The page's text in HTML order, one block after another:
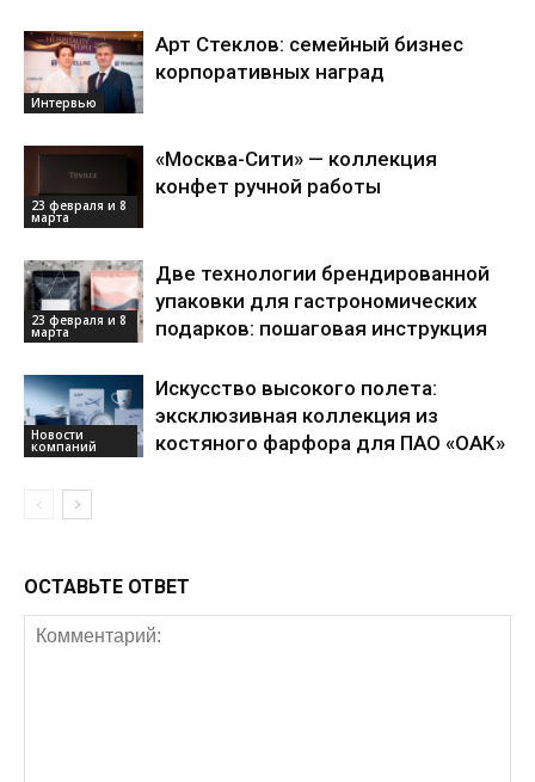
Интервью
Арт Стеклов: семейный бизнес
корпоративных наград
23 февраля и 8
марта
«Москва-Сити» — коллекция
конфет ручной работы
23 февраля и 8
марта
Две технологии брендированной
упаковки для гастрономических
подарков: пошаговая инструкция
Новости
компаний
Искусство высокого полета:
эксклюзивная коллекция из
костяного фарфора для ПАО «ОАК»
ОСТАВЬТЕ ОТВЕТ